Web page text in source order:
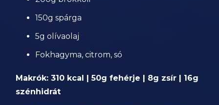
150g spárga
5g olívaolaj
Fokhagyma, citrom, só
Makrók: 310 kcal | 50g fehérje | 8g zsír | 16g
szénhidrát